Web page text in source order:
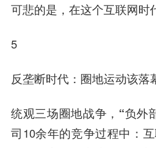
可悲的是，在这个互联网时
5
反垄断时代：圈地运动该落
统观三场圈地战争， “负外
司10余年的竞争过程中：